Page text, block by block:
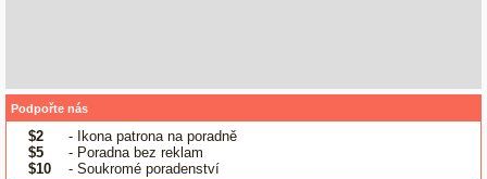
Podpořte nás
$2
- Ikona patrona na poradně
$5
- Poradna bez reklam
$10
- Soukromé poradenství